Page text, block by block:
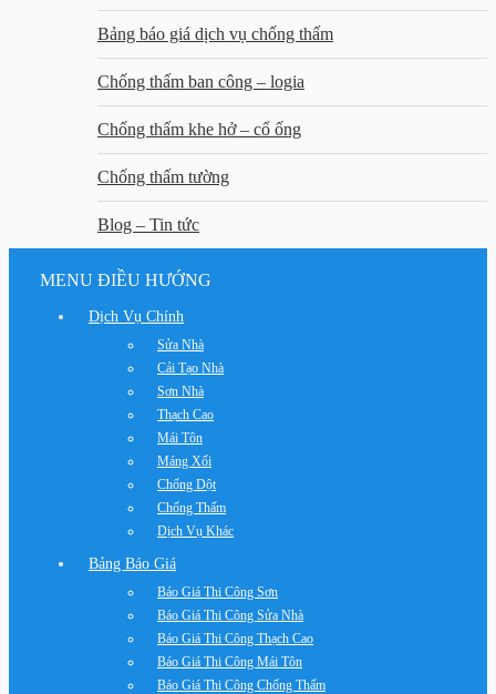
Bảng báo giá dịch vụ chống thấm
Chống thấm ban công – logia
Chống thấm khe hở – cổ ống
Chống thấm tường
Blog – Tin tức
MENU ĐIỀU HƯỚNG
Dịch Vụ Chính
Sửa Nhà
Cải Tạo Nhà
Sơn Nhà
Thạch Cao
Mái Tôn
Máng Xối
Chống Dột
Chống Thấm
Dịch Vụ Khác
Bảng Báo Giá
Báo Giá Thi Công Sơn
Báo Giá Thi Công Sửa Nhà
Báo Giá Thi Công Thạch Cao
Báo Giá Thi Công Mái Tôn
Báo Giá Thi Công Chống Thấm